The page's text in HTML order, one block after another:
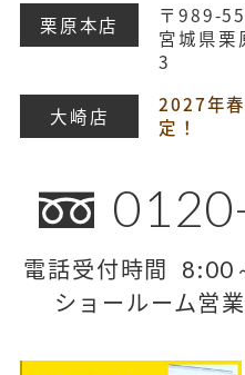
栗原本店
〒989-
宮城県栗
3
大崎店
2027年
定！
電話受付時間 8:00
ショールーム営